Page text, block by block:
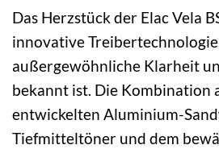
Das Herzstück der Elac Vela
innovative
außergewöhnliche Klarheit
bekannt ist. Die Kombination
entwickelten Aluminium-
Tiefmitteltöner und dem